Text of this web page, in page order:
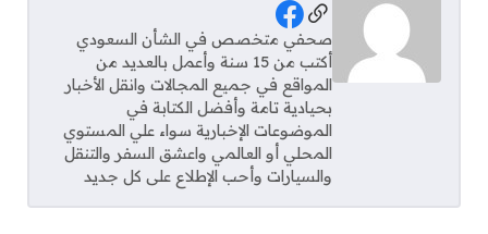
Social Links
صحفي متخصص في الشأن السعودي
أكتب من 15 سنة وأعمل بالعديد من
المواقع في جميع المجالات وانقل الأخبار
بحيادية تامة وأفضل الكتابة في
الموضوعات الإخبارية سواء علي المستوي
المحلي أو العالمي واعشق السفر والتنقل
والسيارات وأحب الإطلاع على كل جديد